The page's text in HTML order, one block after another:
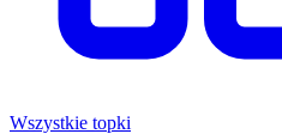
Wszystkie topki